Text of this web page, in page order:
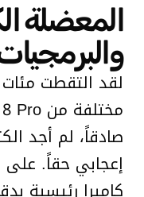
المعضلة
لقد التقطت
صادقاً، لم أجد
إعجابي حقاً. على